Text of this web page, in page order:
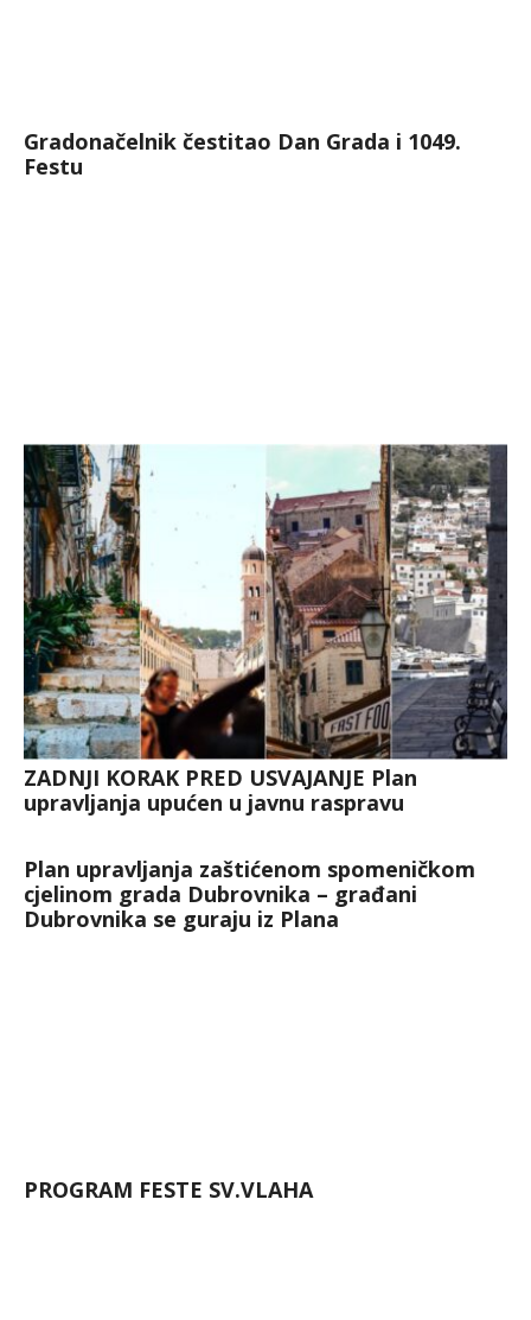
Gradonačelnik čestitao Dan Grada i 1049.
Festu
ZADNJI KORAK PRED USVAJANJE Plan
upravljanja upućen u javnu raspravu
Plan upravljanja zaštićenom spomeničkom
cjelinom grada Dubrovnika – građani
Dubrovnika se guraju iz Plana
PROGRAM FESTE SV.VLAHA